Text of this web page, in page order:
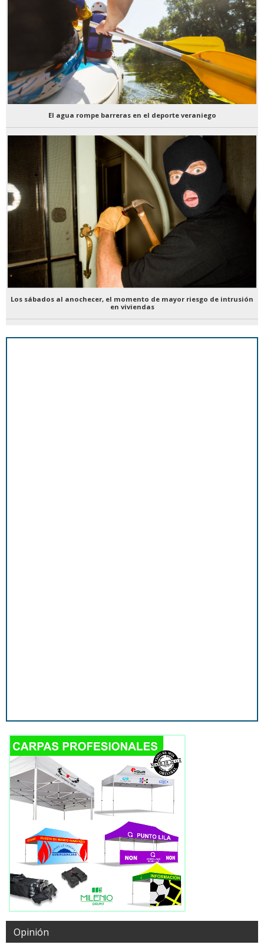
El agua rompe barreras en el deporte veraniego
Los sábados al anochecer, el momento de mayor riesgo de intrusión
en viviendas
Opinión